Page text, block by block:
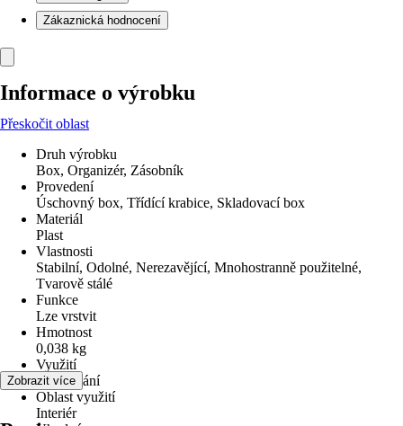
Zákaznická hodnocení
Informace o výrobku
Přeskočit oblast
Druh výrobku
Box, Organizér, Zásobník
Provedení
Úschovný box, Třídící krabice, Skladovací box
Materiál
Plast
Vlastnosti
Stabilní, Odolné, Nerezavějící, Mnohostranně použitelné,
Tvarově stálé
Funkce
Lze vrstvit
Hmotnost
0,038 kg
Využití
Skladování
Oblast využití
Interiér
Zobrazit více